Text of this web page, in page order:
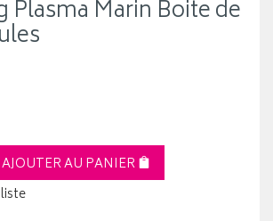
Plasma Marin Boite de
AJOUTER AU PANIER